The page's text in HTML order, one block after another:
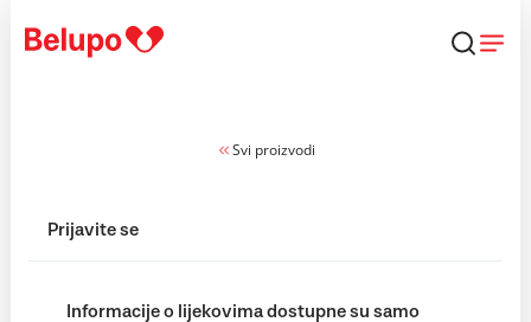
Svi proizvodi
Prijavite se
Informacije o lijekovima dostupne su samo